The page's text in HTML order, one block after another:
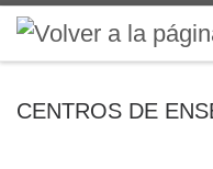
Saltar al contenido
CENTROS DE